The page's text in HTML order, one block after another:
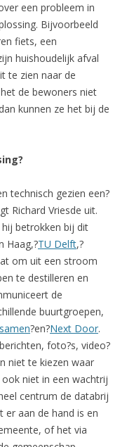
een probleem in
Bijvoorbeeld
fiets, een
huishoudelijk afval
te zien naar de
de bewoners niet
kunnen ze het bij de
technisch gezien een?
Richard Vriesde uit.
betrokken bij dit
Haag,?TU Delft,?
om uit een stroom
te destilleren en
de
buurtgroepen,
?en?Next Door.
foto?s, video?
niet te kiezen waar
niet in een wachtrij
centrum de databrij
er aan de hand is en
of het via